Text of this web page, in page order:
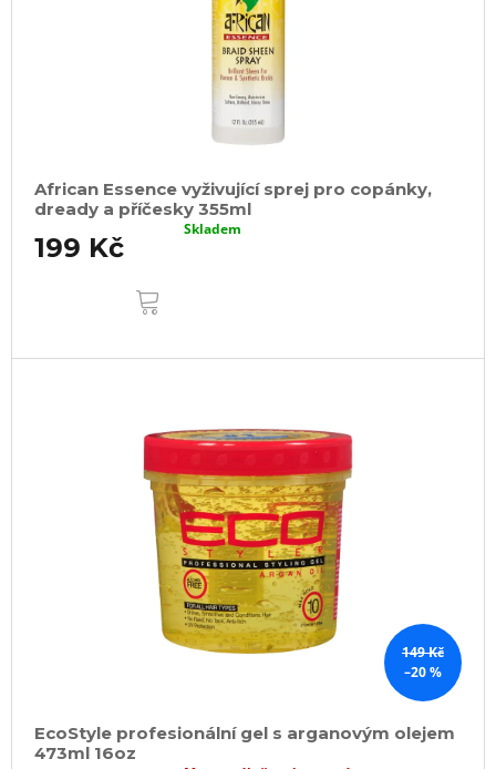
African Essence vyživující sprej pro copánky,
dready a příčesky 355ml
199 Kč
Skladem
149 Kč
–20 %
EcoStyle profesionální gel s arganovým olejem
473ml 16oz